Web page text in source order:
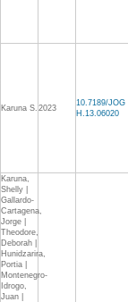
Karuna S. 2023
10.7189/JOG
H.13.06020
Karuna,
Shelly |
Gallardo-
Cartagena,
Jorge |
Theodore,
Deborah |
Hunidzarira,
Portia |
Montenegro-
Idrogo,
Juan |